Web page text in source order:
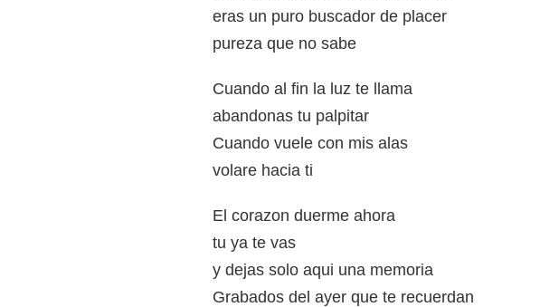
eras un puro buscador de placer
pureza que no sabe
Cuando al fin la luz te llama
abandonas tu palpitar
Cuando vuele con mis alas
volare hacia ti
El corazon duerme ahora
tu ya te vas
y dejas solo aqui una memoria
Grabados del ayer que te recuerdan